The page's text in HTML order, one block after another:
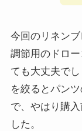
今回のリネン
調節用のドロ
ても大丈夫で
を絞るとパン
で、やはり購
した。